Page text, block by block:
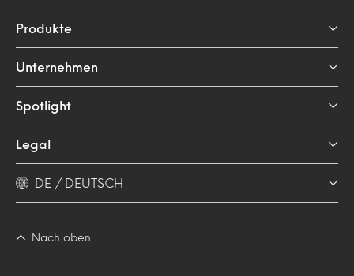
Produkte
Unternehmen
Spotlight
Legal
DE / DEUTSCH
Nach oben